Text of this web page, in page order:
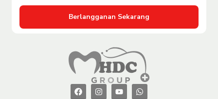
Berlangganan Sekarang